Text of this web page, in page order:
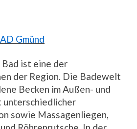
Gmünd
Bad ist eine der
der Region. Die Badewelt
Becken im Außen- und
unterschiedlicher
sowie Massagenliegen,